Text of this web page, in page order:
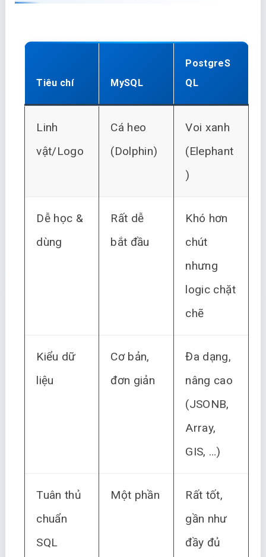
Tiêu chí MySQL
PostgreS
QL
Linh
vật/Logo
Cá heo
(Dolphin)
Voi xanh
(Elephant
)
Dễ học &
dùng
Rất dễ
bắt đầu
Khó hơn
chút
nhưng
logic chặt
chẽ
Kiểu dữ
liệu
Cơ bản,
đơn giản
Đa dạng,
nâng cao
(JSONB,
Array,
GIS, …)
Tuân thủ
chuẩn
SQL
Một phần
Rất tốt,
gần như
đầy đủ